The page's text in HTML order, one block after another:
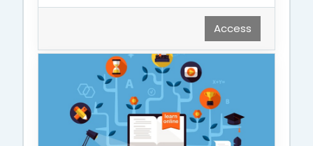
Access